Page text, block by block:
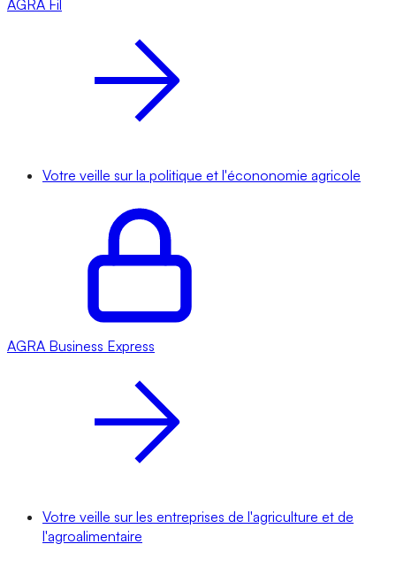
AGRA Fil
Votre veille sur la politique et l'écononomie agricole
AGRA Business Express
Votre veille sur les entreprises de l'agriculture et de
l'agroalimentaire